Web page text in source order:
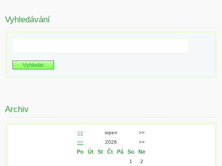
Vyhledávání
Archiv
<< srpen
>>
<<
2026 >>
Po Út St Čt Pá So Ne
1 2